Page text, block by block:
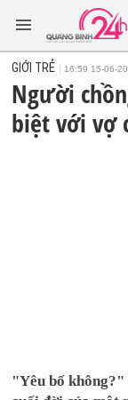
GIỚI TRẺ 16:59 15-06-
Người
biệt với vợ
"Yêu bố